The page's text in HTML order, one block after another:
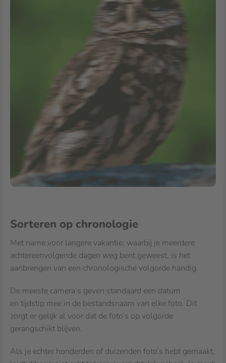
Sorteren op chronologie
Met name voor langere vakantie, waarbij je meerdere
achtereenvolgende dagen weg bent geweest, is het
aanbrengen van een chronologische volgorde handig.
De meeste camera’s geven standaard een datum
en tijdstip mee in de bestandsnaam van elke foto. Dit
zorgt er gelijk al voor dat de foto’s op volgorde
gerangschikt blijven.
Als je echter honderden of duizenden foto’s hebt gemaakt,